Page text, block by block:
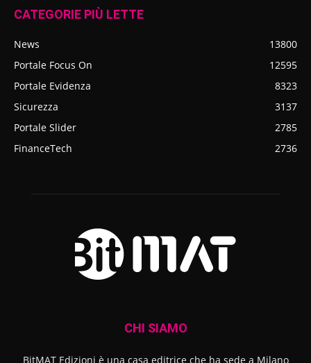
CATEGORIE PIÙ LETTE
News
13800
Portale Focus On
12595
Portale Evidenza
8323
Sicurezza
3137
Portale Slider
2785
FinanceTech
2736
CHI SIAMO
BitMAT Edizioni è una casa editrice che ha sede a Milano